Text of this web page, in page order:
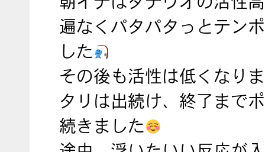
遍なくパタパタっとテン
した
その後も活性は低くなり
タリは出続け、終了まで
続きました